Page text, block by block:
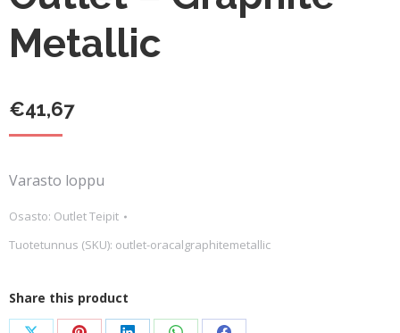
Metallic
€41,67
Varasto loppu
Osasto: Outlet Teipit
Tuotetunnus (SKU): outlet-oracalgraphitemetallic
Share this product